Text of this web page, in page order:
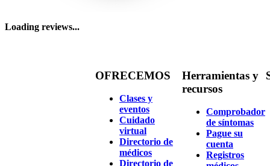
Loading reviews...
OFRECEMOS
Clases y
eventos
Cuidado
virtual
Directorio de
médicos
Directorio de
Herramientas y
recursos
Comprobador
de síntomas
Pague su
cuenta
Registros